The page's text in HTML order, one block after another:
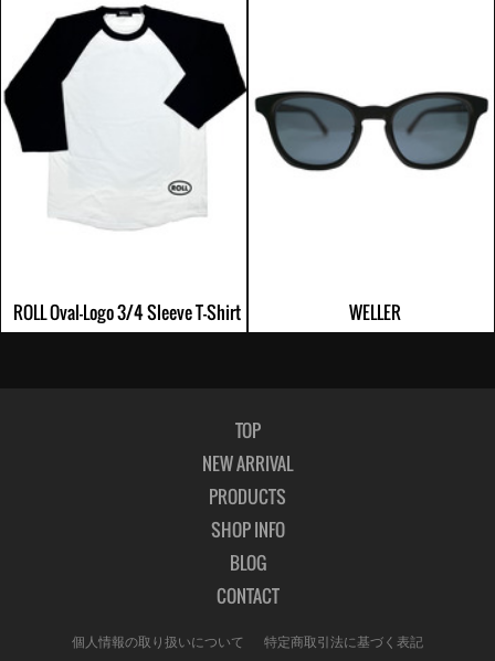
ROLL Oval-Logo 3/4 Sleeve T-Shirt WELLER
TOP
NEW ARRIVAL
PRODUCTS
SHOP INFO
BLOG
CONTACT
個人情報の取り扱いについて 特定商取引法に基づく表記